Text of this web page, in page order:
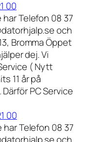
00
har Telefon 08 37
och
Bromma Öppet
dej. Vi
( Nytt
11 år på
PC Service
00
har Telefon 08 37